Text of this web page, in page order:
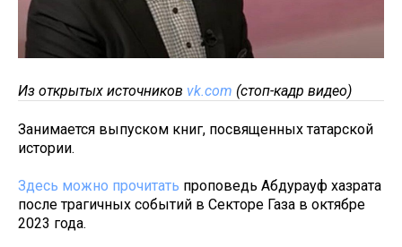
Из открытых источников vk.com (стоп-кадр видео)
Занимается выпуском книг, посвященных татарской
истории.
Здесь можно прочитать проповедь Абдурауф хазрата
после трагичных событий в Секторе Газа в октябре
2023 года.